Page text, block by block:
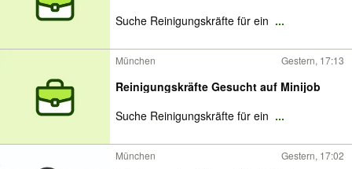
Suche Reinigungskräfte für ein ...
München Gestern, 17:13
Reinigungskräfte Gesucht auf Minijob
Suche Reinigungskräfte für ein ...
München Gestern, 17:02